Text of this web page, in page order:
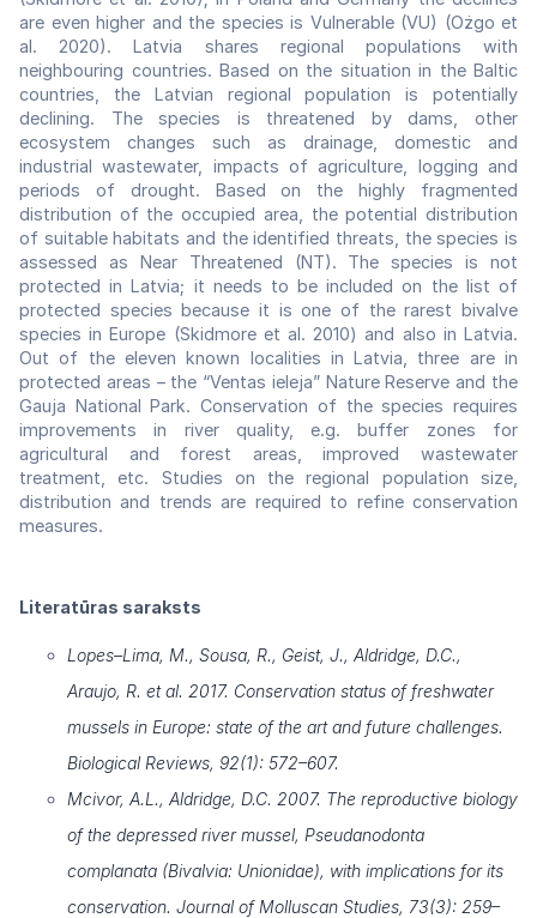
are even higher and the species is Vulnerable (VU) (Ożgo et
al. 2020). Latvia shares regional populations with
neighbouring countries. Based on the situation in the Baltic
countries, the Latvian regional population is potentially
declining. The species is threatened by dams, other
ecosystem changes such as drainage, domestic and
industrial wastewater, impacts of agriculture, logging and
periods of drought. Based on the highly fragmented
distribution of the occupied area, the potential distribution
of suitable habitats and the identified threats, the species is
assessed as Near Threatened (NT). The species is not
protected in Latvia; it needs to be included on the list of
protected species because it is one of the rarest bivalve
species in Europe (Skidmore et al. 2010) and also in Latvia.
Out of the eleven known localities in Latvia, three are in
protected areas – the “Ventas ieleja” Nature Reserve and the
Gauja National Park. Conservation of the species requires
improvements in river quality, e.g. buffer zones for
agricultural and forest areas, improved wastewater
treatment, etc. Studies on the regional population size,
distribution and trends are required to refine conservation
measures.
Literatūras saraksts
Lopes–Lima, M., Sousa, R., Geist, J., Aldridge, D.C.,
Araujo, R. et al. 2017. Conservation status of freshwater
mussels in Europe: state of the art and future challenges.
Biological Reviews, 92(1): 572–607.
Mcivor, A.L., Aldridge, D.C. 2007. The reproductive biology
of the depressed river mussel, Pseudanodonta
complanata (Bivalvia: Unionidae), with implications for its
conservation. Journal of Molluscan Studies, 73(3): 259–